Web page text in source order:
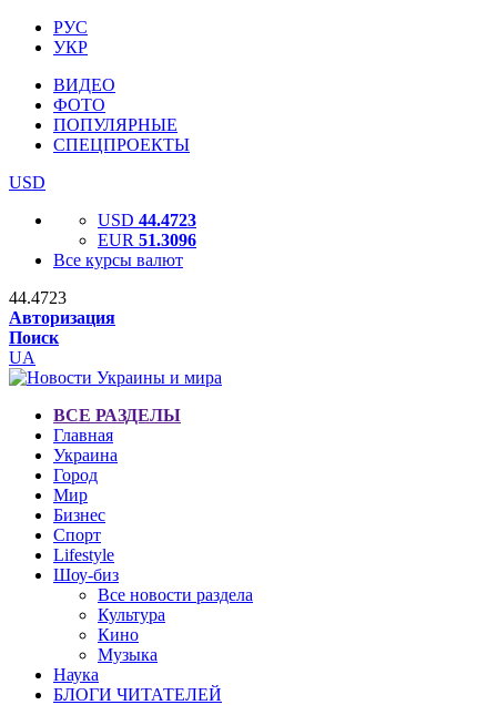
РУС
УКР
ВИДЕО
ФОТО
ПОПУЛЯРНЫЕ
СПЕЦПРОЕКТЫ
USD
USD 44.4723
EUR 51.3096
Все курсы валют
44.4723
Авторизация
Поиск
UA
ВСЕ РАЗДЕЛЫ
Главная
Украина
Город
Мир
Бизнес
Спорт
Lifestyle
Шоу-биз
Все новости раздела
Культура
Кино
Музыка
Наука
БЛОГИ ЧИТАТЕЛЕЙ